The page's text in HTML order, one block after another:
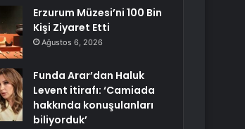
Erzurum Müzesi’ni 100 Bin
Kişi Ziyaret Etti
Ağustos 6, 2026
Funda Arar’dan Haluk
Levent itirafı: ‘Camiada
hakkında konuşulanları
biliyorduk’